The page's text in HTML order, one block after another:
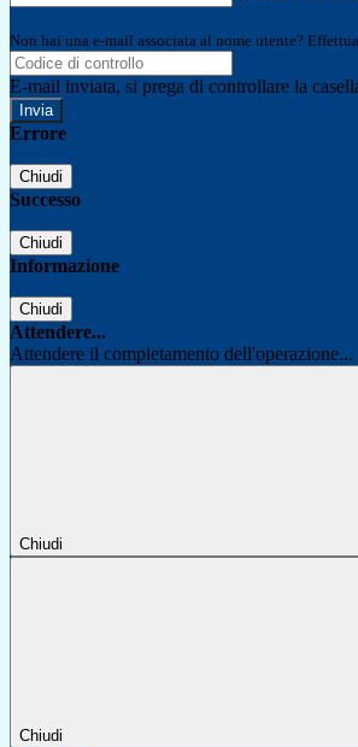
Non hai una e-mail associata al nome utente?
E-mail inviata, si prega di controllare la
Errore
Chiudi
Successo
Chiudi
Informazione
Chiudi
Attendere...
Attendere il completamento dell'operazione...
Chiudi
Chiudi